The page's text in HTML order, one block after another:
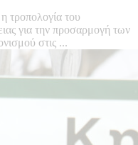
τροπολογία του
για την προσαρμογή των
στις ...